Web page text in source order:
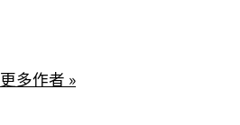
更多作者 »